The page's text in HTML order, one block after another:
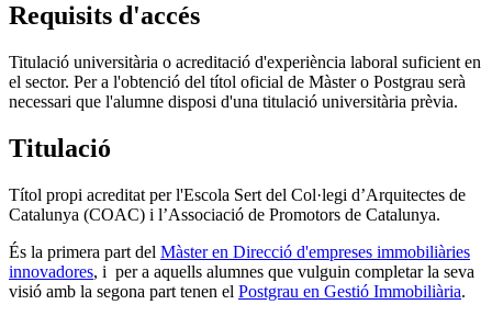
Requisits d'accés
Titulació universitària o acreditació d'experiència laboral suficient en
el sector. Per a l'obtenció del títol oficial de Màster o Postgrau serà
necessari que l'alumne disposi d'una titulació universitària prèvia.
Titulació
Títol propi acreditat per l'Escola Sert del Col·legi d’Arquitectes de
Catalunya (COAC) i l’Associació de Promotors de Catalunya.
És la primera part del Màster en Direcció d'empreses immobiliàries
innovadores, i per a aquells alumnes que vulguin completar la seva
visió amb la segona part tenen el Postgrau en Gestió Immobiliària.